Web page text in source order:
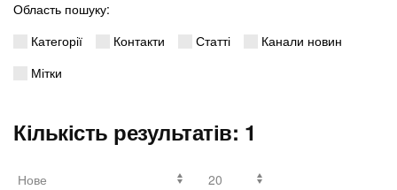
Область пошуку:
Категорії
Контакти Статті
Канали новин
Мітки
Кількість результатів: 1